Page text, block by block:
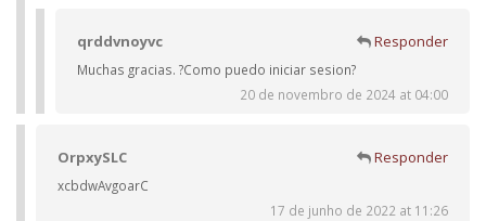
qrddvnoyvc Responder
Muchas gracias. ?Como puedo iniciar sesion?
20 de novembro de 2024 at 04:00
OrpxySLC Responder
xcbdwAvgoarC
17 de junho de 2022 at 11:26